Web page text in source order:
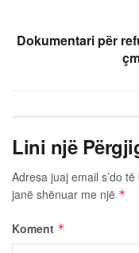
Dokumentari për
Lini një
Adresa juaj email s’do
janë shënuar me një *
Koment *